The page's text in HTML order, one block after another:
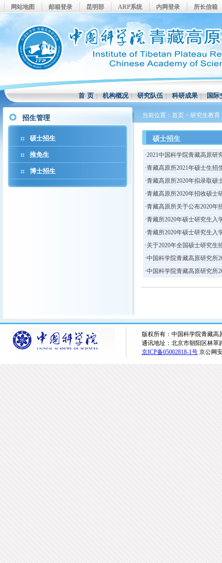
网站地图 邮箱登录 昆明部 ARP系统 内网登录 所长信箱
首 页|机构概况|研究队伍|科研成果|国际
招生管理
硕士招生
推免生
博士招生
当前位置： 首页 > 研究生教育
硕士招生
·2021中国科学院青藏高原研
·青藏高原所2021年硕士生招
·青藏高原所2020年拟录取硕
·青藏高原所2020年招收硕士
·青藏高原所关于公布2020年
·青藏所2020年硕士研究生入
·青藏所2020年硕士研究生入
·关于2020年全国硕士研究生
·中国科学院青藏高原研究所
·中国科学院青藏高原研究所
版权所有：中国科学院青藏高
通讯地址：北京市朝阳区林萃
京ICP备05002818-1号 京公网